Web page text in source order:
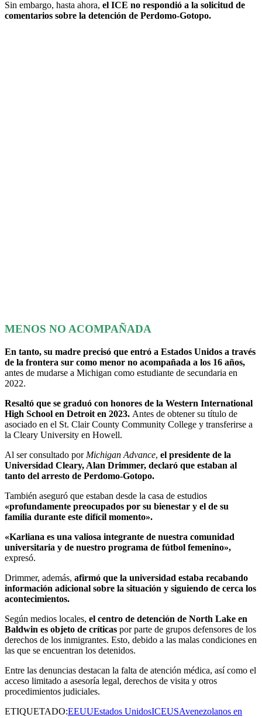
Sin embargo, hasta ahora, el ICE no respondió a la solicitud de
comentarios sobre la detención de Perdomo-Gotopo.
MENOS NO ACOMPAÑADA
En tanto, su madre precisó que entró a Estados Unidos a través
de la frontera sur como menor no acompañada a los 16 años,
antes de mudarse a Michigan como estudiante de secundaria en
2022.
Resaltó que se graduó con honores de la Western International
High School en Detroit en 2023. Antes de obtener su título de
asociado en el St. Clair County Community College y transferirse a
la Cleary University en Howell.
Al ser consultado por Michigan Advance, el presidente de la
Universidad Cleary, Alan Drimmer, declaró que estaban al
tanto del arresto de Perdomo-Gotopo.
También aseguró que estaban desde la casa de estudios
«profundamente preocupados por su bienestar y el de su
familia durante este difícil momento».
«Karliana es una valiosa integrante de nuestra comunidad
universitaria y de nuestro programa de fútbol femenino»,
expresó.
Drimmer, además, afirmó que la universidad estaba recabando
información adicional sobre la situación y siguiendo de cerca los
acontecimientos.
Según medios locales, el centro de detención de North Lake en
Baldwin es objeto de críticas por parte de grupos defensores de los
derechos de los inmigrantes. Esto, debido a las malas condiciones en
las que se encuentran los detenidos.
Entre las denuncias destacan la falta de atención médica, así como el
acceso limitado a asesoría legal, derechos de visita y otros
procedimientos judiciales.
ETIQUETADO:EEUUEstados UnidosICEUSAvenezolanos en